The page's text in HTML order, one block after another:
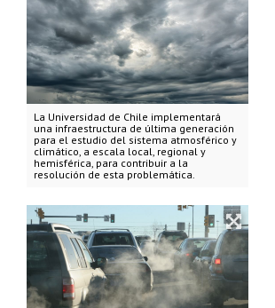
La Universidad de Chile implementará
una infraestructura de última generación
para el estudio del sistema atmosférico y
climático, a escala local, regional y
hemisférica, para contribuir a la
resolución de esta problemática.